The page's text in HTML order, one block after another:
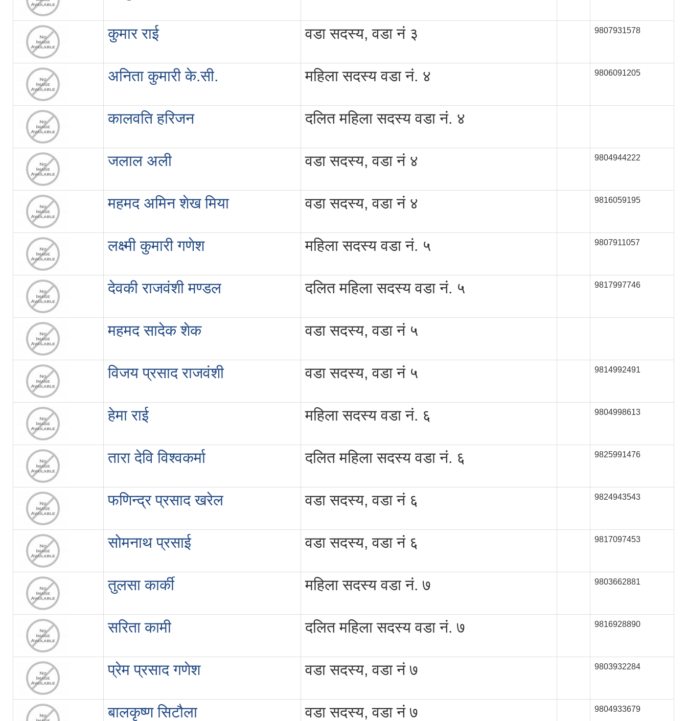
कुमार राई वडा सदस्य, वडा नं ३ 9807931578
अनिता कुमारी के.सी. महिला सदस्य वडा नं. ४ 9806091205
कालवति हरिजन दलित महिला सदस्य वडा नं. ४
जलाल अली वडा सदस्य, वडा नं ४ 9804944222
महमद अमिन शेख मिया वडा सदस्य, वडा नं ४ 9816059195
लक्ष्मी कुमारी गणेश महिला सदस्य वडा नं. ५ 9807911057
देवकी राजवंशी मण्डल दलित महिला सदस्य वडा नं. ५ 9817997746
महमद सादेक शेक वडा सदस्य, वडा नं ५
विजय प्रसाद राजवंशी वडा सदस्य, वडा नं ५ 9814992491
हेमा राई महिला सदस्य वडा नं. ६ 9804998613
तारा देवि विश्वकर्मा दलित महिला सदस्य वडा नं. ६ 9825991476
फणिन्द्र प्रसाद खरेल वडा सदस्य, वडा नं ६ 9824943543
सोमनाथ प्रसाई वडा सदस्य, वडा नं ६ 9817097453
तुलसा कार्की महिला सदस्य वडा नं. ७ 9803662881
सरिता कामी दलित महिला सदस्य वडा नं. ७ 9816928890
प्रेम प्रसाद गणेश वडा सदस्य, वडा नं ७ 9803932284
बालकृष्ण सिटौला वडा सदस्य, वडा नं ७ 9804933679